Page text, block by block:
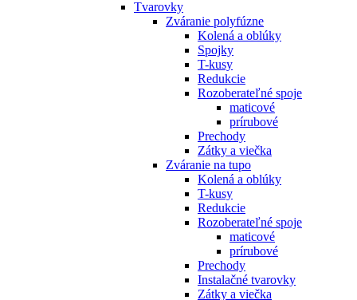
Tvarovky
Zváranie polyfúzne
Kolená a oblúky
Spojky
T-kusy
Redukcie
Rozoberateľné spoje
maticové
prírubové
Prechody
Zátky a viečka
Zváranie na tupo
Kolená a oblúky
T-kusy
Redukcie
Rozoberateľné spoje
maticové
prírubové
Prechody
Instalačné tvarovky
Zátky a viečka